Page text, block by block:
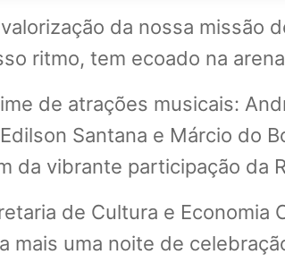
da nossa missão
ritmo, tem ecoado na
de atrações musicais:
Santana e Márcio do
da vibrante participação da
de Cultura e
mais uma noite de